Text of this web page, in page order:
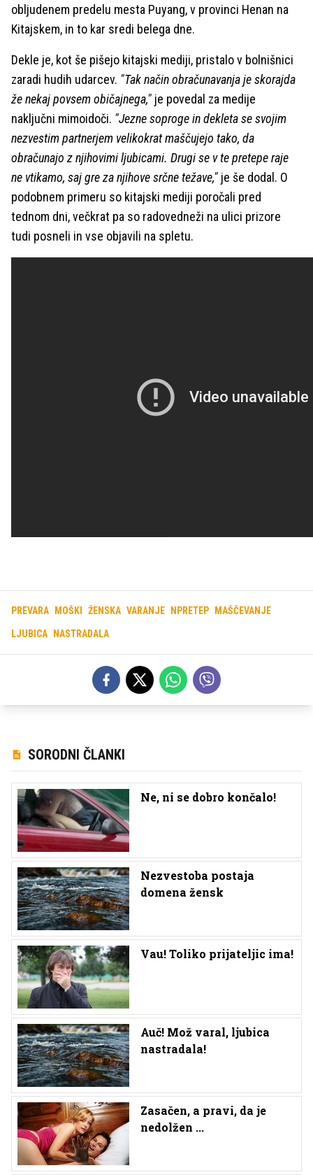
obljudenem predelu mesta Puyang, v provinci Henan na
Kitajskem, in to kar sredi belega dne.
Dekle je, kot še pišejo kitajski mediji, pristalo v bolnišnici
zaradi hudih udarcev. "Tak način obračunavanja je skorajda
že nekaj povsem običajnega," je povedal za medije
naključni mimoidoči. "Jezne soproge in dekleta se svojim
nezvestim partnerjem velikokrat maščujejo tako, da
obračunajo z njihovimi ljubicami. Drugi se v te pretepe raje
ne vtikamo, saj gre za njihove srčne težave," je še dodal. O
podobnem primeru so kitajski mediji poročali pred
tednom dni, večkrat pa so radovedneži na ulici prizore
tudi posneli in vse objavili na spletu.
PREVARA MOŠKI ŽENSKA VARANJE NPRETEP MAŠČEVANJE
LJUBICA NASTRADALA
SORODNI ČLANKI
Ne, ni se dobro končalo!
Nezvestoba postaja
domena žensk
Vau! Toliko prijateljic ima!
Auč! Mož varal, ljubica
nastradala!
Zasačen, a pravi, da je
nedolžen ...